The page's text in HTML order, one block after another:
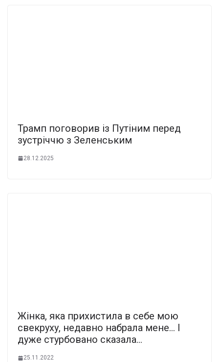
Трамп поговорив із Путіним перед
зустріччю з Зеленським
28.12.2025
Жінка, яка прихистила в себе мою
свекруху, недавно набрала мене… І
дуже стурбовано сказала…
25.11.2022